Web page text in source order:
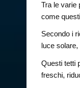
Tra le varie
come
Secondo i
luce
Questi tetti
freschi,